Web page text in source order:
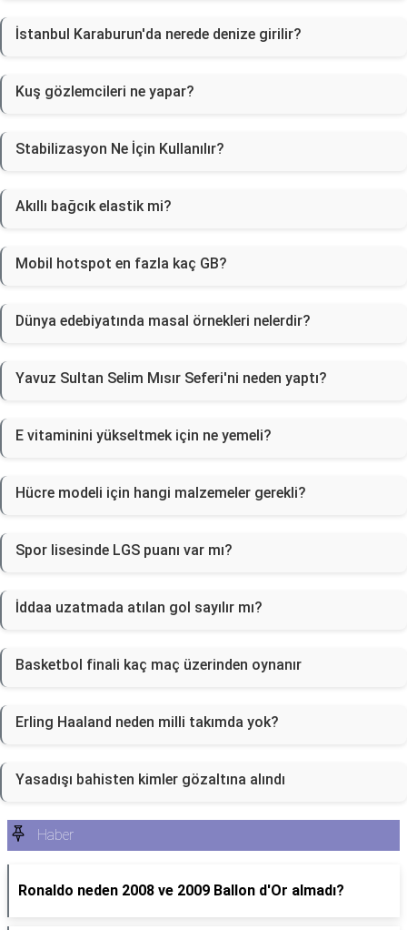
İstanbul Karaburun'da nerede denize girilir?
Kuş gözlemcileri ne yapar?
Stabilizasyon Ne İçin Kullanılır?
Akıllı bağcık elastik mi?
Mobil hotspot en fazla kaç GB?
Dünya edebiyatında masal örnekleri nelerdir?
Yavuz Sultan Selim Mısır Seferi'ni neden yaptı?
E vitaminini yükseltmek için ne yemeli?
Hücre modeli için hangi malzemeler gerekli?
Spor lisesinde LGS puanı var mı?
İddaa uzatmada atılan gol sayılır mı?
Basketbol finali kaç maç üzerinden oynanır
Erling Haaland neden milli takımda yok?
Yasadışı bahisten kimler gözaltına alındı
Haber
Ronaldo neden 2008 ve 2009 Ballon d'Or almadı?